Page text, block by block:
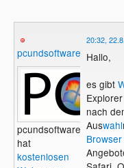
pcundsoftware
pcundsoftware
hat
kostenlosen
20:32,
Hallo,
es gibt
Explorer
nach
Auswahl
Browser